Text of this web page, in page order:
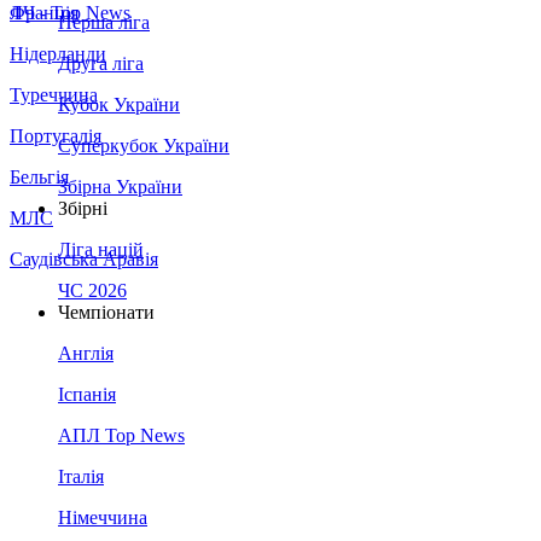
Франція
Нідерланди
Туреччина
Португалія
Бельгія
МЛС
Саудівська Аравія
ЛЧ - Top News
Перша ліга
Друга ліга
Кубок України
Суперкубок України
Збірна України
Збірні
Ліга націй
ЧС 2026
Чемпіонати
Англія
Іспанія
АПЛ Top News
Італія
Німеччина